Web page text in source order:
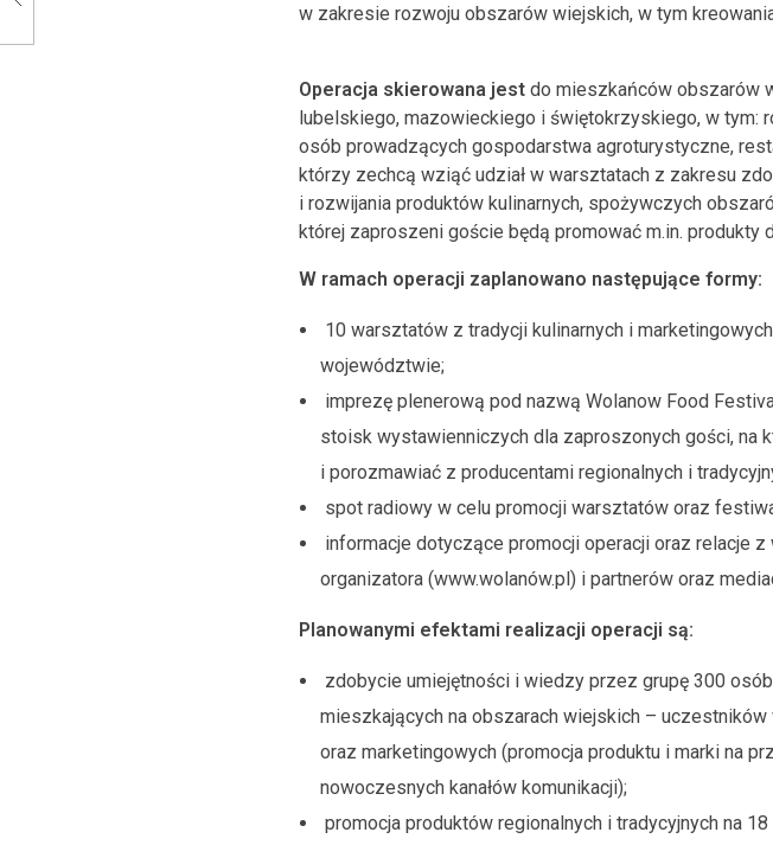
w zakresie rozwoju obszarów wiejskich, w tym
Operacja skierowana jest do mieszkańców obszarów
lubelskiego, mazowieckiego i świętokrzyskiego, w
osób prowadzących gospodarstwa agroturystyczne,
którzy zechcą wziąć udział w warsztatach z zakresu
i rozwijania produktów kulinarnych, spożywczych
której zaproszeni goście będą promować m.in.
W ramach operacji zaplanowano następujące formy:
10 warsztatów z tradycji kulinarnych i
województwie;
imprezę plenerową pod nazwą Wolanow Food
stoisk wystawienniczych dla zaproszonych gości, na
i porozmawiać z producentami regionalnych i
spot radiowy w celu promocji warsztatów oraz
informacje dotyczące promocji operacji oraz relacje
organizatora (www.wolanów.pl) i partnerów oraz
Planowanymi efektami realizacji operacji są:
zdobycie umiejętności i wiedzy przez grupę 300
mieszkających na obszarach wiejskich –
oraz marketingowych (promocja produktu i marki na
nowoczesnych kanałów komunikacji);
promocja produktów regionalnych i tradycyjnych na